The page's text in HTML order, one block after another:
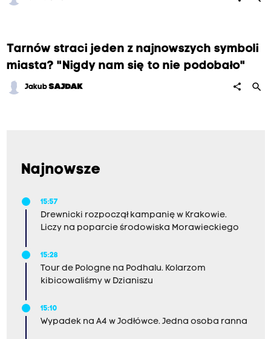
Tarnów straci jeden z najnowszych symboli
miasta? "Nigdy nam się to nie podobało"
JakubSAJDAK share search
Najnowsze
15:57
Drewnicki rozpoczął kampanię w Krakowie.
Liczy na poparcie środowiska Morawieckiego
15:28
Tour de Pologne na Podhalu. Kolarzom
kibicowaliśmy w Dzianiszu
15:10
Wypadek na A4 w Jodłówce. Jedna osoba ranna